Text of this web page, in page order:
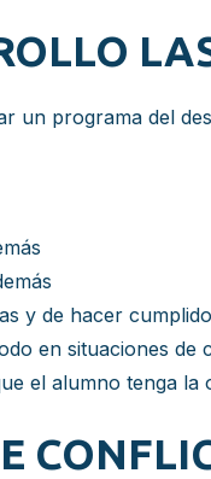
un programa del
y de hacer
en situaciones de
el alumno tenga